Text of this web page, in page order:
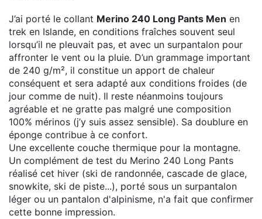
J’ai porté le collant Merino 240 Long Pants Men en
trek en Islande, en conditions fraîches souvent seul
lorsqu’il ne pleuvait pas, et avec un surpantalon pour
affronter le vent ou la pluie. D’un grammage important
de 240 g/m², il constitue un apport de chaleur
conséquent et sera adapté aux conditions froides (de
jour comme de nuit). Il reste néanmoins toujours
agréable et ne gratte pas malgré une composition
100% mérinos (j’y suis assez sensible). Sa doublure en
éponge contribue à ce confort.
Une excellente couche thermique pour la montagne.
Un complément de test du Merino 240 Long Pants
réalisé cet hiver (ski de randonnée, cascade de glace,
snowkite, ski de piste...), porté sous un surpantalon
léger ou un pantalon d'alpinisme, n'a fait que confirmer
cette bonne impression.